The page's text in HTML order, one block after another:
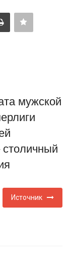
мужской
Источник